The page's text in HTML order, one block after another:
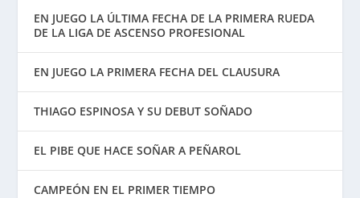
EN JUEGO LA ÚLTIMA FECHA DE LA PRIMERA RUEDA
DE LA LIGA DE ASCENSO PROFESIONAL
EN JUEGO LA PRIMERA FECHA DEL CLAUSURA
THIAGO ESPINOSA Y SU DEBUT SOÑADO
EL PIBE QUE HACE SOÑAR A PEÑAROL
CAMPEÓN EN EL PRIMER TIEMPO